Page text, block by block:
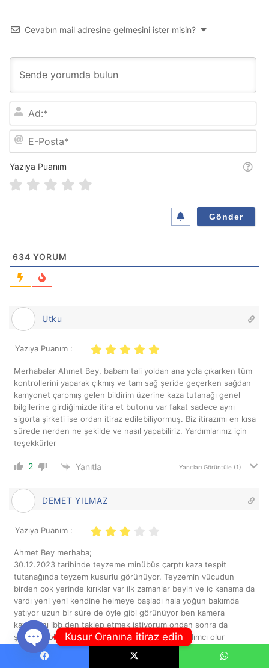
Cevabın mail adresine gelmesini ister misin?
:
P
Yazıya Puanım
634 YORUM
Utku
Yazıya Puanım :
Merhabalar Ahmet Bey, babam tali yoldan ana yola çıkarken tüm
kontrollerini yaparak çıkmış ve tam sağ şeride geçerken sağdan
kamyonet çarpmış gelen bildirim üzerine kaza tutanağı genel
bilgilerine girdiğimizde itira et butonu var fakat sadece aynı
sigorta şirketi ise ordan itiraz edilebiliyormuş. Biz itirazımı en kısa
sürede nerden ne şekilde ve nasıl yapabiliriz. Yardımlarınız için
teşekkürler
2 Yanıtla Yanıtları Görüntüle (1)
DEMET YILMAZ
Yazıya Puanım :
Ahmet Bey merhaba;
30.12.2023 tarihinde teyzeme minübüs çarptı kaza tespit
tutanağında teyzem kusurlu görünüyor. Teyzemin vücudun
birden çok yerinde kırıklar var ilk zamanlar beyin ve iç kanama da
vardı yeni yeni kendine helmeye başladı hala yoğun bakımda
yatıyor uzun bir süre de öyle gibi görünüyor ben kamera
kayıtlarını ibb den taklep etmek istiyorum ondan sonra da
şikayetçi olmak istiyorum örnek dilekçe için yardımcı olur
musunuz?
Kusur Oranına itiraz edin
Open